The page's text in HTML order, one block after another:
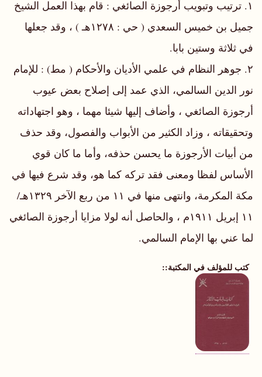
١. ترتيب وتبويب أرجوزة الصائغي : قام بهذا العمل الشيخ
جميل بن خميس السعدي ( حي : ١٢٧٨هـ ) ، وقد جعلها
في ثلاثة وستين بابا.
٢. جوهر النظام في علمي الأديان والأحكام ( مط) : للإمام
نور الدين السالمي، الذي عمد إلى إصلاح بعض عيوب
أرجوزة الصائغي ، وأضاف إليها شيئا مهما ، وهو اجتهاداته
وتحقيقاته ، وزاد الكثير من الأبواب والفصول، وقد حذف
من أبيات الأرجوزة ما يحسن حذفه، وأما ما كان قوي
الأساس لفظا ومعنى فقد تركه كما هو، وقد شرع فيها في
مكة المكرمة، وانتهى منها في ١١ من ربع الآخر ١٣٢٩هـ/
١١ إبريل ١٩١١م ، والحاصل أنه لولا مزايا أرجوزة الصائغي
لما عني بها الإمام السالمي.
كتب للمؤلف في المكتبة: